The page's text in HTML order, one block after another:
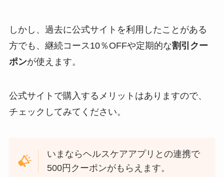
しかし、過去に公式サイトを利用したことがある
方でも、継続コース10％OFFや定期的な割引クー
ポンが使えます。
公式サイトで購入するメリットはありますので、
チェックしてみてください。
いまならヘルスケアアプリとの連携で
500円クーポンがもらえます。